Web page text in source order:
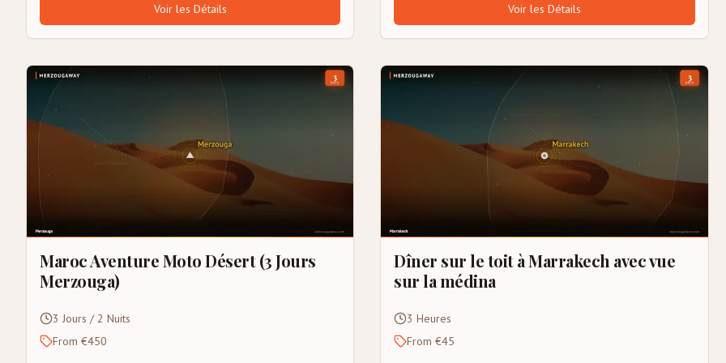
Voir les Détails Voir les Détails
Maroc Aventure Moto Désert (3 Jours
Merzouga)
3 Jours / 2 Nuits
From €450
Dîner sur le toit à Marrakech avec vue
sur la médina
3 Heures
From €45